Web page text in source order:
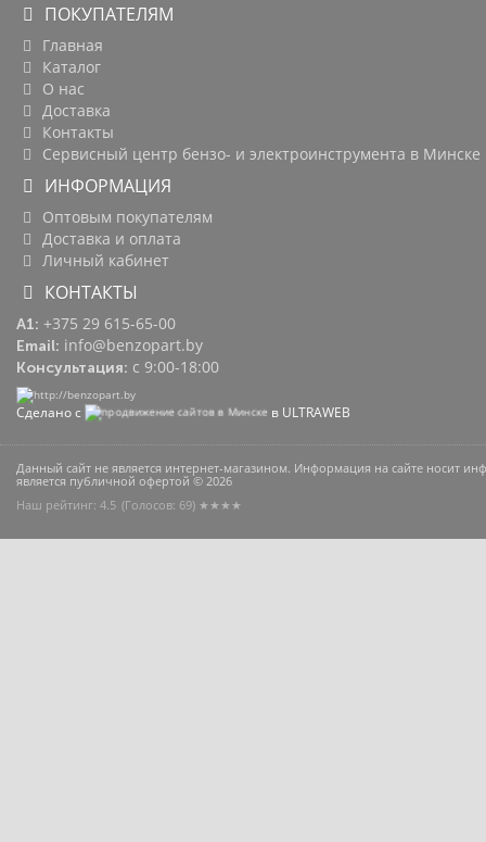
ПОКУПАТЕЛЯМ
Главная
Каталог
О нас
Доставка
Контакты
Сервисный центр бензо- и электроинструмента в Минске
ИНФОРМАЦИЯ
Оптовым покупателям
Доставка и оплата
Личный кабинет
КОНТАКТЫ
A1: +375 29 615-65-00
Email: info@benzopart.by
Консультация: с 9:00-18:00
Сделано с в ULTRAWEB
Данный сайт не является интернет-магазином. Информация на сайте носит
является публичной офертой © 2026
Наш рейтинг: 4.5 (Голосов: 69) ★★★★